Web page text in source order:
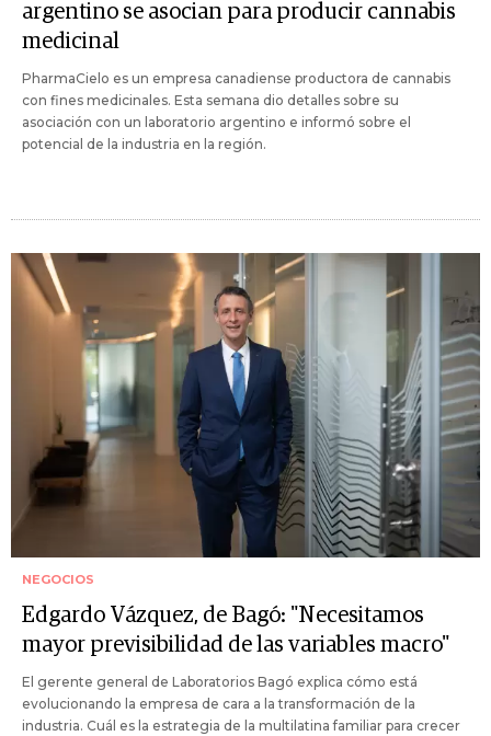
argentino se asocian para producir cannabis
medicinal
PharmaCielo es un empresa canadiense productora de cannabis
con fines medicinales. Esta semana dio detalles sobre su
asociación con un laboratorio argentino e informó sobre el
potencial de la industria en la región.
NEGOCIOS
Edgardo Vázquez, de Bagó: "Necesitamos
mayor previsibilidad de las variables macro"
El gerente general de Laboratorios Bagó explica cómo está
evolucionando la empresa de cara a la transformación de la
industria. Cuál es la estrategia de la multilatina familiar para crecer